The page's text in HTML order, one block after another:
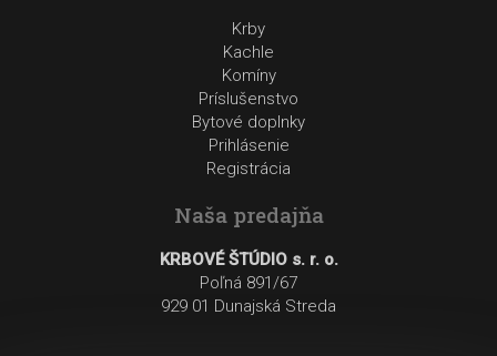
Krby
Kachle
Komíny
Príslušenstvo
Bytové doplnky
Prihlásenie
Registrácia
Naša predajňa
KRBOVÉ ŠTÚDIO s. r. o.
Poľná 891/67
929 01 Dunajská Streda